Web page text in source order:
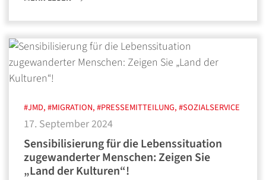
#JMD, #MIGRATION, #PRESSEMITTEILUNG, #SOZIALSERVICE
17. September 2024
Sensibilisierung für die Lebenssituation
zugewanderter Menschen: Zeigen Sie
„Land der Kulturen“!